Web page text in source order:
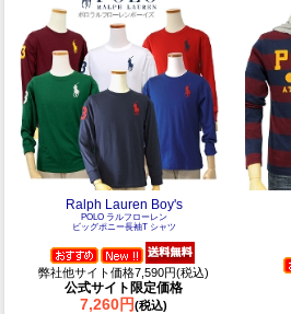
Ralph Lauren Boy's
POLO ラルフローレン
ビッグポニー長袖T シャツ
弊社他サイト価格7,590円(税込)
公式サイト限定価格
7,260円(税込)